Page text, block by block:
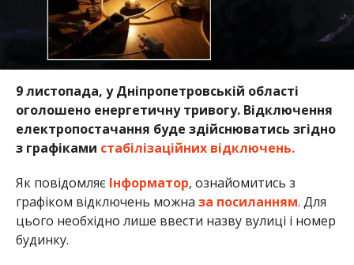
9 листопада, у Дніпропетровській області
оголошено енергетичну тривогу. Відключення
електропостачання буде здійснюватись згідно
з графіками стабілізаційних відключень.
Як повідомляє Інформатор, ознайомитись з
графіком відключень можна за посиланням. Для
цього необхідно лише ввести назву вулиці і номер
будинку.